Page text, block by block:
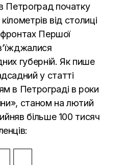
Петроград початку
від столиці
фронтах Першої
губерній. Як пише
у статті
в Петрограді в роки
станом на лютий
більше 100 тисяч